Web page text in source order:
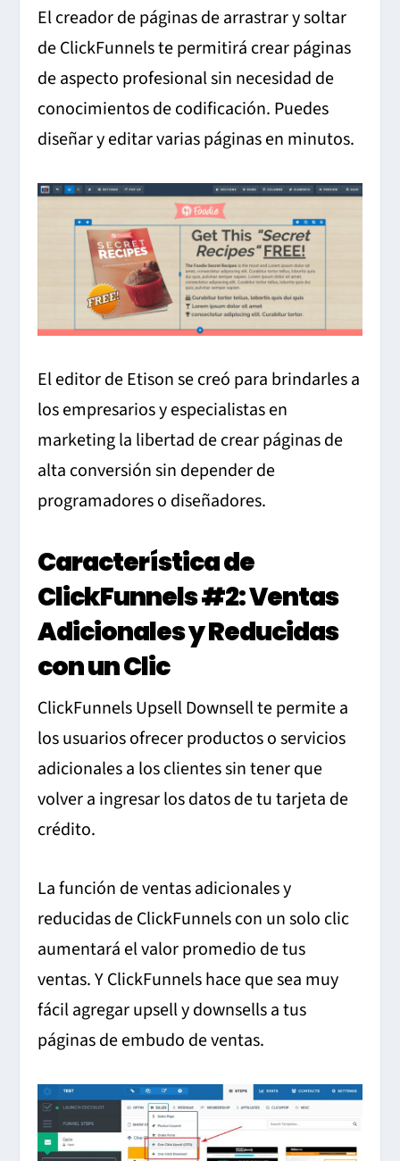
El creador de páginas de arrastrar y soltar
de ClickFunnels te permitirá crear páginas
de aspecto profesional sin necesidad de
conocimientos de codificación. Puedes
diseñar y editar varias páginas en minutos.
El editor de Etison se creó para brindarles a
los empresarios y especialistas en
marketing la libertad de crear páginas de
alta conversión sin depender de
programadores o diseñadores.
Característica de
ClickFunnels #2: Ventas
Adicionales y Reducidas
con un Clic
ClickFunnels Upsell Downsell te permite a
los usuarios ofrecer productos o servicios
adicionales a los clientes sin tener que
volver a ingresar los datos de tu tarjeta de
crédito.
La función de ventas adicionales y
reducidas de ClickFunnels con un solo clic
aumentará el valor promedio de tus
ventas. Y ClickFunnels hace que sea muy
fácil agregar upsell y downsells a tus
páginas de embudo de ventas.